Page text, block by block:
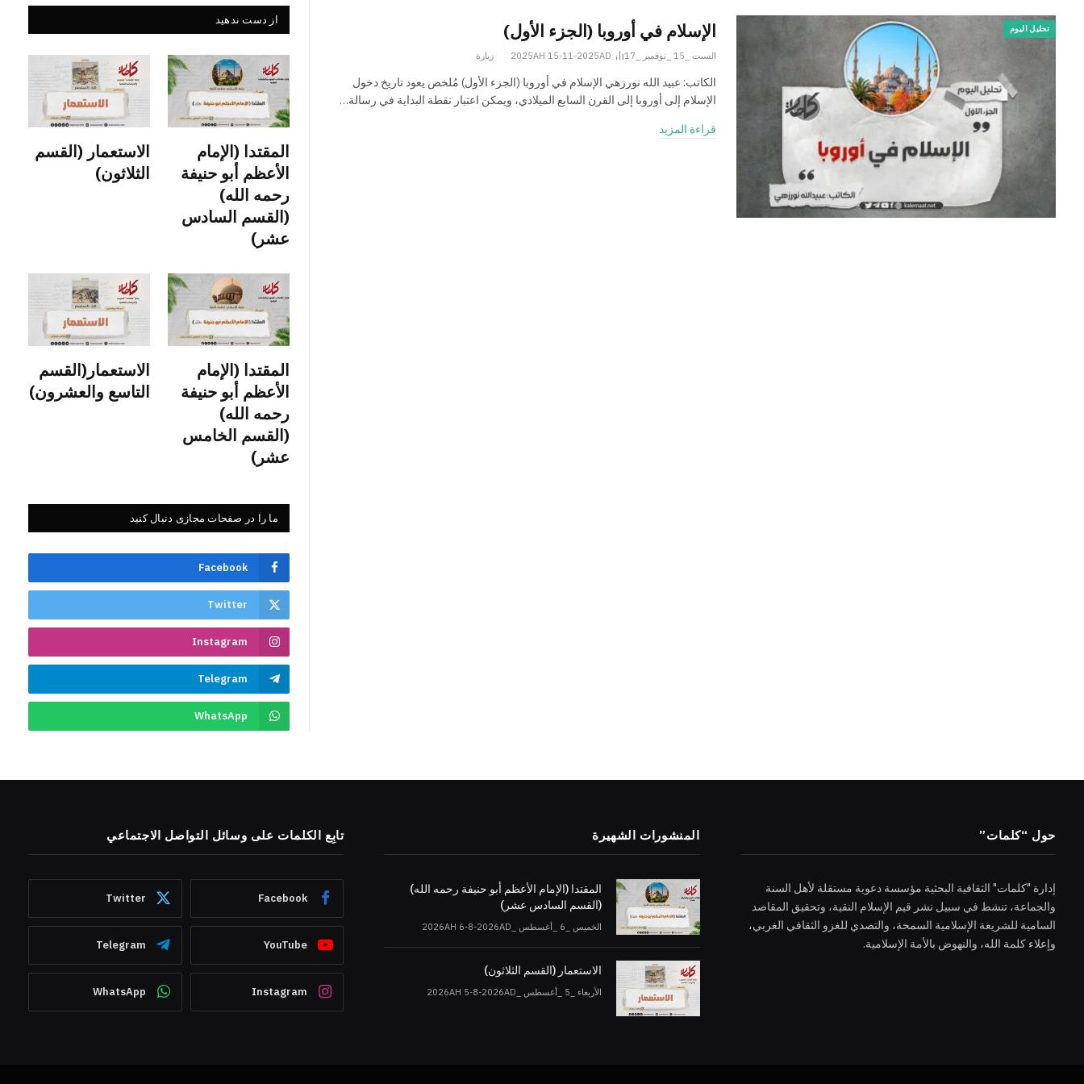
تحليل اليوم الإسلام في أوروبا (الجزء الأول)
السبت _15 _نوفمبر _2025AH 15-11-2025AD 17 زيارة
الكاتب: عبيد الله نورزهي الإسلام في أوروبا (الجزء الأول) مُلخص يعود تاريخ دخول
الإسلام إلى أوروبا إلى القرن السابع الميلادي، ويمكن اعتبار نقطة البداية في رسالة…
قراءة المزيد
از دست ندهید
المقتدا (الإمام
الأعظم أبو حنيفة
رحمه الله)
(القسم السادس
عشر)
الاستعمار (القسم
الثلاثون)
المقتدا (الإمام
الأعظم أبو حنيفة
رحمه الله)
(القسم الخامس
عشر)
الاستعمار(القسم
التاسع والعشرون)
ما را در صفحات مجازی دنبال کنید
Facebook
Twitter
Instagram
Telegram
WhatsApp
حول “كلمات”
إدارة "كلمات" الثقافية البحثية مؤسسة دعوية مستقلة لأهل السنة
والجماعة، تنشط في سبيل نشر قيم الإسلام النقية، وتحقيق المقاصد
السامية للشريعة الإسلامية السمحة، والتصدي للغزو الثقافي الغربي،
وإعلاء كلمة الله، والنهوض بالأمة الإسلامية.
المنشورات الشهيرة
المقتدا (الإمام الأعظم أبو حنيفة رحمه الله)
(القسم السادس عشر)
الخميس _6 _أغسطس _2026AH 6-8-2026AD
الاستعمار (القسم الثلاثون)
الأربعاء _5 _أغسطس _2026AH 5-8-2026AD
تابِع الكلمات على وسائل التواصل الاجتماعي
Facebook
Twitter
YouTube
Telegram
Instagram
WhatsApp